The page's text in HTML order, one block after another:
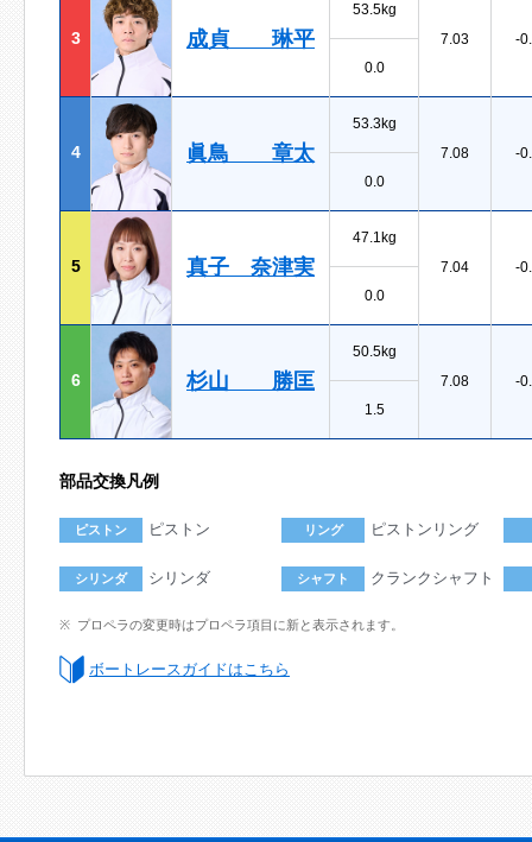
3 成貞 琳平
53.5kg
7.03
-
0.0
4 眞鳥 章太
53.3kg
7.08
-
0.0
5 真子 奈津実
47.1kg
7.04
-
0.0
6 杉山 勝匡
50.5kg
7.08
-
1.5
部品交換凡例
ピストン ピストン リング ピストンリング
シリンダ シリンダ シャフト クランクシャフト
プロペラの変更時はプロペラ項目に新と表示されます。
ボートレースガイドはこちら